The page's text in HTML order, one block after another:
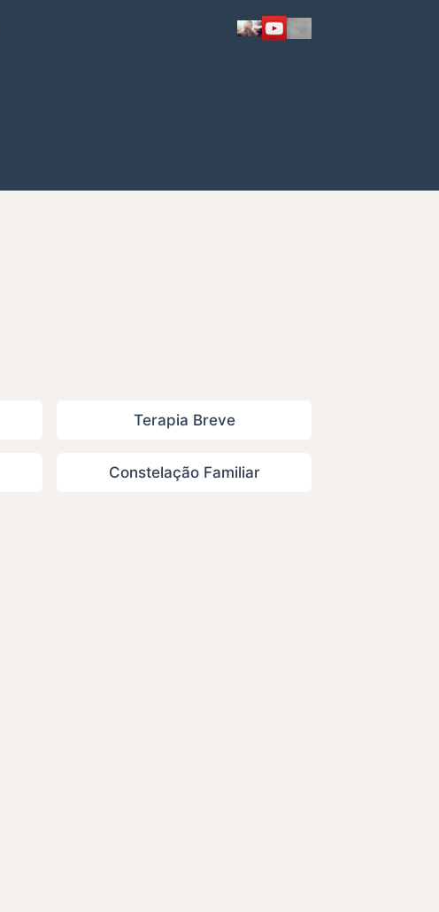
Terapia Breve
Constelação Familiar